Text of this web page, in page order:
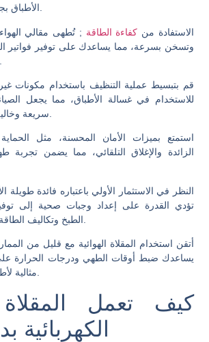
الاستفادة من كفاءة الطاقة ; تُطهى مقالي
وتسخن بسرعة، مما يساعدك على توفير فواتير
قم بتبسيط عملية التنظيف باستخدام مكونات
للاستخدام في غسالة الأطباق، مما يجعل
استمتع بميزات الأمان المحسنة، مثل
الزائدة والإغلاق التلقائي، مما يضمن
النظر في الاستثمار الأولي باعتباره فائدة طويلة
تؤدي القدرة على إعداد وجبات صحية إلى
أتقن استخدام المقلاة الهوائية مع قليل من
يساعدك ضبط أوقات الطهي ودرجات الحرارة
كيف تعمل المقلاة
الكهربائية